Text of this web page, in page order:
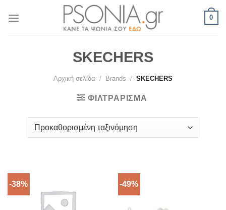
0
SKECHERS
Αρχική σελίδα / Brands / SKECHERS
ΦΙΛΤΡΆΡΙΣΜΑ
-38% -49%